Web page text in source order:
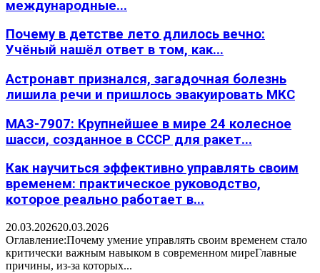
международные...
Почему в детстве лето длилось вечно:
Учёный нашёл ответ в том, как...
Астронавт признался, загадочная болезнь
лишила речи и пришлось эвакуировать МКС
МАЗ-7907: Крупнейшее в мире 24 колесное
шасси, созданное в СССР для ракет...
Как научиться эффективно управлять своим
временем: практическое руководство,
которое реально работает в...
20.03.202620.03.2026
Оглавление:Почему умение управлять своим временем стало
критически важным навыком в современном миреГлавные
причины, из-за которых...